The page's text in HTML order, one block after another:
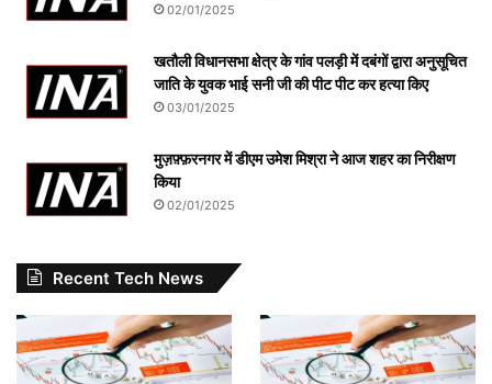
02/01/2025
खतौली विधानसभा क्षेत्र के गांव पलड़ी में दबंगों द्वारा अनुसूचित
जाति के युवक भाई सनी जी की पीट पीट कर हत्या किए
03/01/2025
मुज़फ़्फ़रनगर में डीएम उमेश मिश्रा ने आज शहर का निरीक्षण
किया
02/01/2025
Recent Tech News